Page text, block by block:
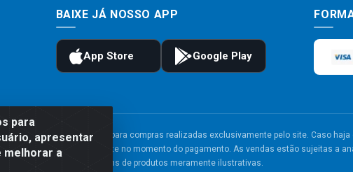
para
apresentar
melhorar a
BAIXE JÁ NOSSO APP
e frete são válidos para compras realizadas exclusivamente pelo site. Caso
carrinho de compras do site no momento do pagamento. As vendas estão sujeitas a
Imagens de produtos meramente ilustrativas.